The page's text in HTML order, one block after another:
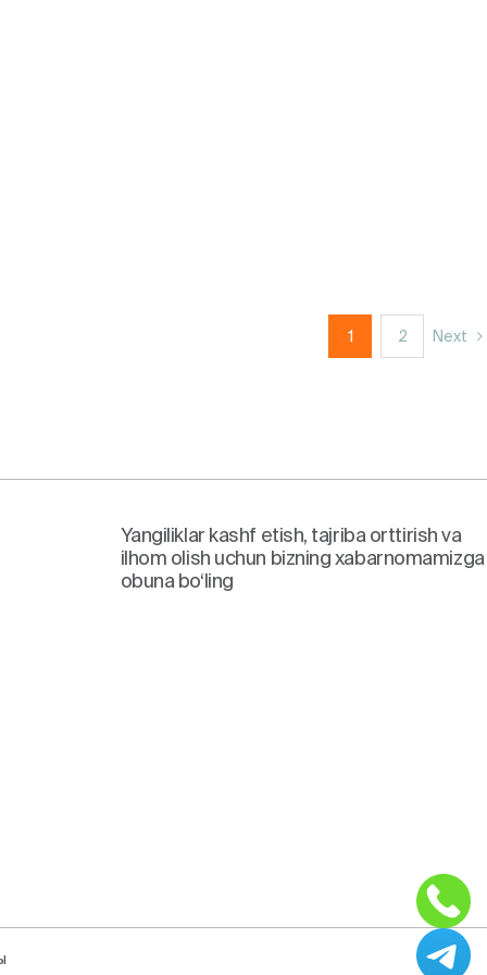
1 2 Next
Yangiliklar kashf etish, tajriba orttirish va
ilhom olish uchun bizning xabarnomamizga
obuna bo‘ling